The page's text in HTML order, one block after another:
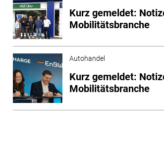
Kurz gemeldet:
Mobilitätsbranche
Autohandel
Kurz gemeldet:
Mobilitätsbranche